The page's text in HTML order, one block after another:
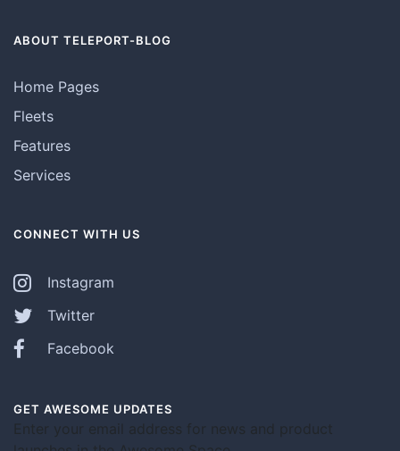
ABOUT TELEPORT-BLOG
Home Pages
Fleets
Features
Services
CONNECT WITH US
Instagram
Twitter
Facebook
GET AWESOME UPDATES
Enter your email address for news and product